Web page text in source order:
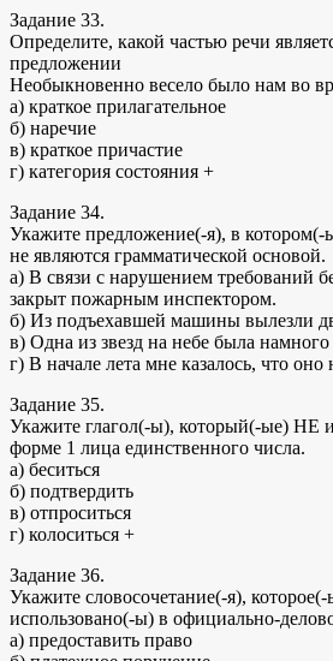
Задание 33.
Определите, какой частью речи
предложении
Необыкновенно весело было нам во
а) краткое прилагательное
б) наречие
в) краткое причастие
г) категория состояния +
Задание 34.
Укажите предложение(-я), в
не являются грамматической основой.
а) В связи с нарушением требований
закрыт пожарным инспектором.
б) Из подъехавшей машины вылезли
в) Одна из звезд на небе была намного
г) В начале лета мне казалось, что оно
Задание 35.
Укажите глагол(-ы), который(-ые) НЕ
форме 1 лица единственного числа.
а) беситься
б) подтвердить
в) отпроситься
г) колоситься +
Задание 36.
Укажите словосочетание(-я),
использовано(-ы) в официально-
а) предоставить право